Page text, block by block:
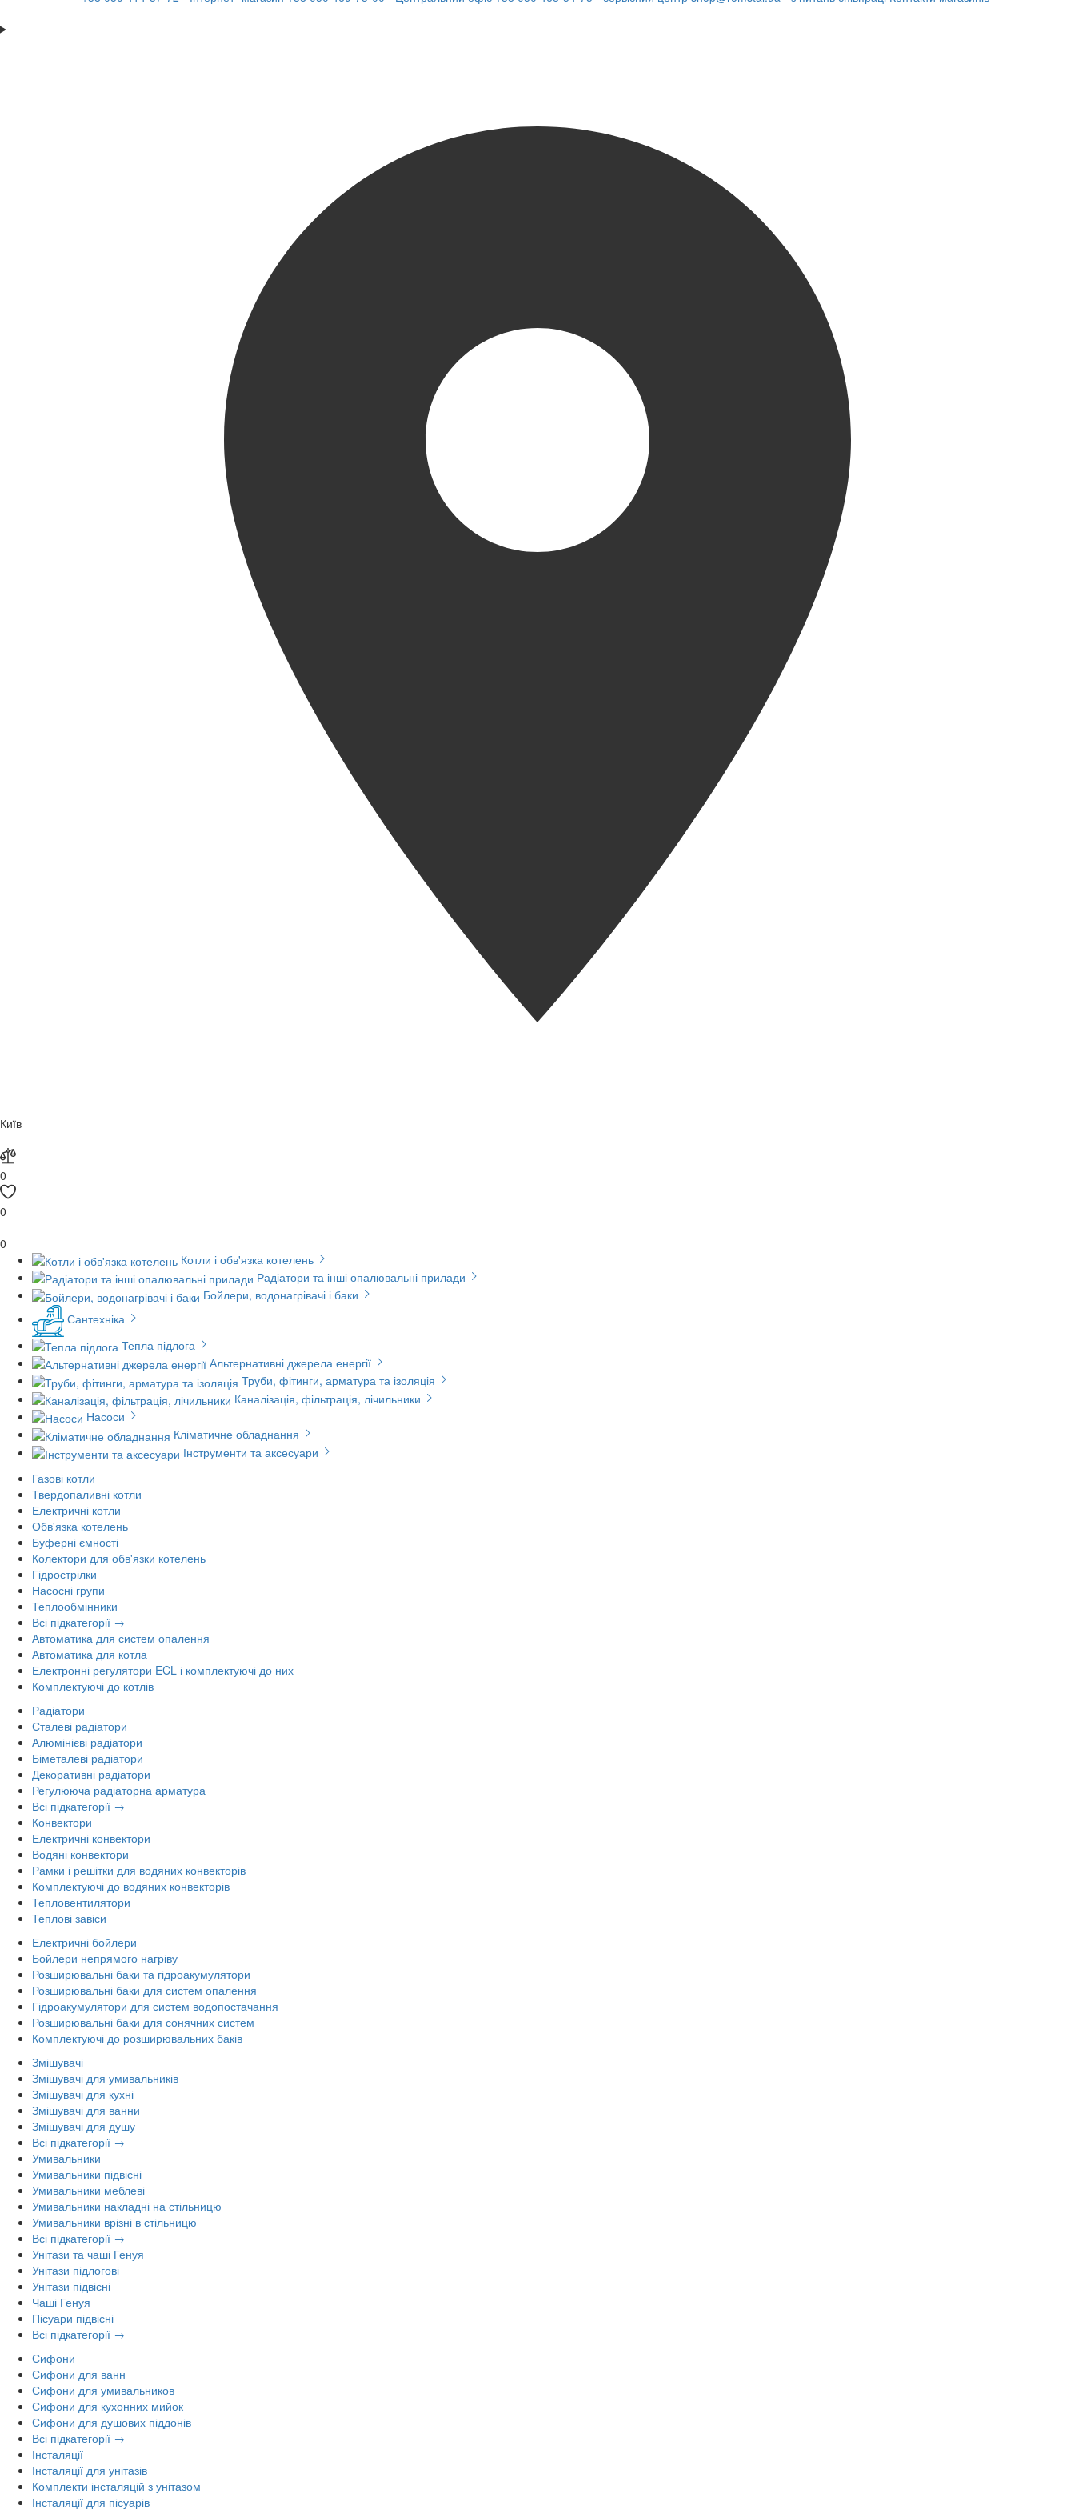
Київ
0
0
0
Котли і обв'язка котелень
Радіатори та інші опалювальні прилади
Бойлери, водонагрівачі і баки
Сантехніка
Тепла підлога
Альтернативні джерела енергії
Труби, фітинги, арматура та ізоляція
Каналізація, фільтрація, лічильники
Насоси
Кліматичне обладнання
Інструменти та аксесуари
Газові котли
Твердопаливні котли
Електричні котли
Обв'язка котелень
Буферні ємності
Колектори для обв'язки котелень
Гідрострілки
Насосні групи
Теплообмінники
Всі підкатегорії →
Автоматика для систем опалення
Автоматика для котла
Електронні регулятори ECL і комплектуючі до них
Комплектуючі до котлів
Радіатори
Сталеві радіатори
Алюмінієві радіатори
Біметалеві радіатори
Декоративні радіатори
Регулююча радіаторна арматура
Всі підкатегорії →
Конвектори
Електричні конвектори
Водяні конвектори
Рамки і решітки для водяних конвекторів
Комплектуючі до водяних конвекторів
Тепловентилятори
Теплові завіси
Електричні бойлери
Бойлери непрямого нагріву
Розширювальні баки та гідроакумулятори
Розширювальні баки для систем опалення
Гідроакумулятори для систем водопостачання
Розширювальні баки для сонячних систем
Комплектуючі до розширювальних баків
Змішувачі
Змішувачі для умивальників
Змішувачі для кухні
Змішувачі для ванни
Змішувачі для душу
Всі підкатегорії →
Умивальники
Умивальники підвісні
Умивальники меблеві
Умивальники накладні на стільницю
Умивальники врізні в стільницю
Всі підкатегорії →
Унітази та чаші Генуя
Унітази підлогові
Унітази підвісні
Чаші Генуя
Пісуари підвісні
Всі підкатегорії →
Сифони
Сифони для ванн
Сифони для умивальников
Сифони для кухонних мийок
Сифони для душових піддонів
Всі підкатегорії →
Інсталяції
Інсталяції для унітазів
Комплекти інсталяцій з унітазом
Інсталяції для пісуарів